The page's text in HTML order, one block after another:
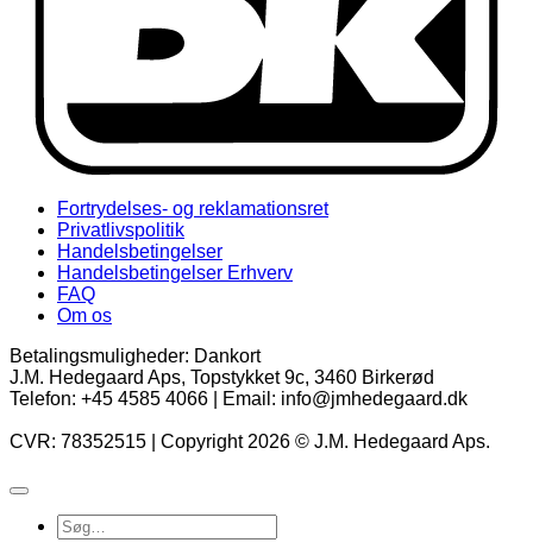
Fortrydelses- og reklamationsret
Privatlivspolitik
Handelsbetingelser
Handelsbetingelser Erhverv
FAQ
Om os
Betalingsmuligheder: Dankort
J.M. Hedegaard Aps, Topstykket 9c, 3460 Birkerød
Telefon: +45 4585 4066 | Email: info@jmhedegaard.dk
CVR: 78352515 | Copyright 2026 © J.M. Hedegaard Aps.
Søg
efter: